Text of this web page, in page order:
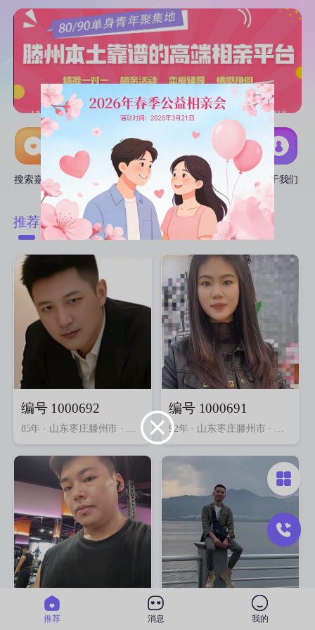
搜索嘉宾 线下活动 互选CP 推广中心 关于我们
推荐 匹配 附近 热门
编号 1000692
85年 · 山东枣庄滕州市 · 专科 · 其他行业
编号 1000691
92年 · 山东枣庄滕州市 · 专科 · 财会/审计
编号 1000690
推荐 消息 我的